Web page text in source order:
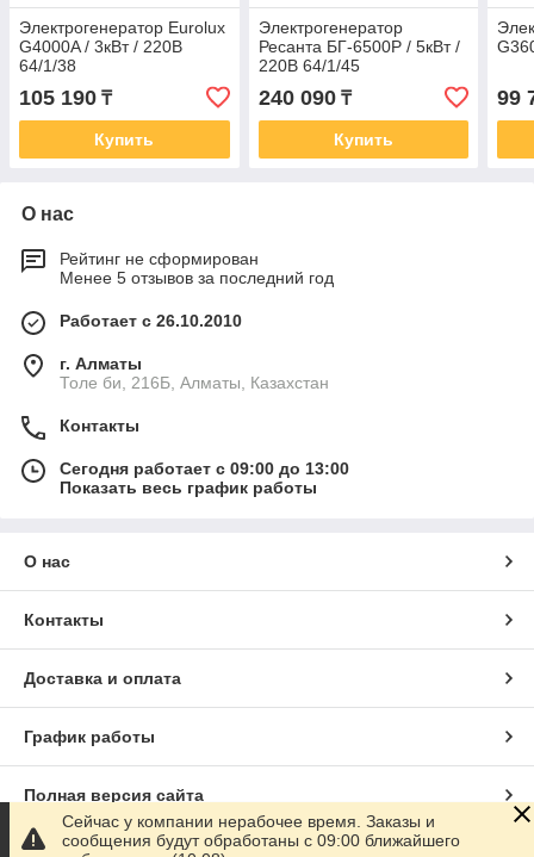
Электрогенератор Eurolux
G4000A / 3кВт / 220В
64/1/38
105 190 ₸
Купить
Электрогенератор
Ресанта БГ-6500Р / 5кВт /
220В 64/1/45
240 090₸
Купить
99
О нас
Рейтинг не сформирован
Менее 5 отзывов за последний год
Работает с 26.10.2010
г. Алматы
Толе би, 216Б, Алматы, Казахстан
Контакты
Сегодня работает с 09:00 до 13:00
Показать весь график работы
О нас
Контакты
Доставка и оплата
График работы
Полная версия сайта
Сейчас у компании нерабочее время. Заказы и
сообщения будут обработаны с 09:00 ближайшего